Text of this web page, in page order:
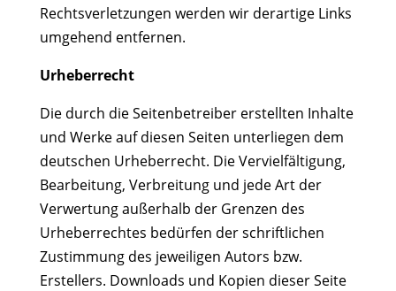
Rechtsverletzungen werden wir derartige Links
umgehend entfernen.
Urheberrecht
Die durch die Seitenbetreiber erstellten Inhalte
und Werke auf diesen Seiten unterliegen dem
deutschen Urheberrecht. Die Vervielfältigung,
Bearbeitung, Verbreitung und jede Art der
Verwertung außerhalb der Grenzen des
Urheberrechtes bedürfen der schriftlichen
Zustimmung des jeweiligen Autors bzw.
Erstellers. Downloads und Kopien dieser Seite